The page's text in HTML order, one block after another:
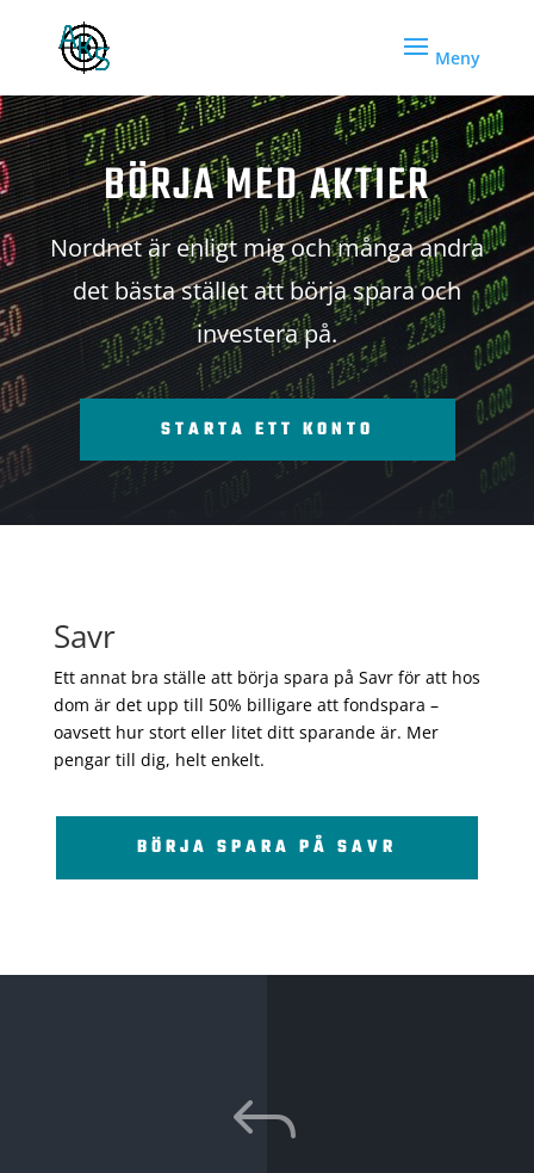
BÖRJA MED AKTIER
Nordnet är enligt mig och många andra
det bästa stället att börja spara och
investera på.
STARTA ETT KONTO
Savr
Ett annat bra ställe att börja spara på Savr för att hos
dom är det upp till 50% billigare att fondspara –
oavsett hur stort eller litet ditt sparande är. Mer
pengar till dig, helt enkelt.
BÖRJA SPARA PÅ SAVR
J